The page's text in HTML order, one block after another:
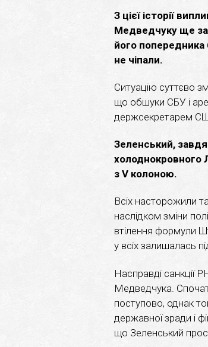
З цієї історії
Медведчуку ще
його попередника
не чіпали.
Ситуацію суттєво
що обшуки СБУ і
держсекретарем
Зеленський,
холоднокровного
з V колоною.
Всіх насторожили
наслідком зміни
втілення формули
у всіх залишалась
Насправді санкції
Медведчука.
поступово, однак
державної зради і
що Зеленський